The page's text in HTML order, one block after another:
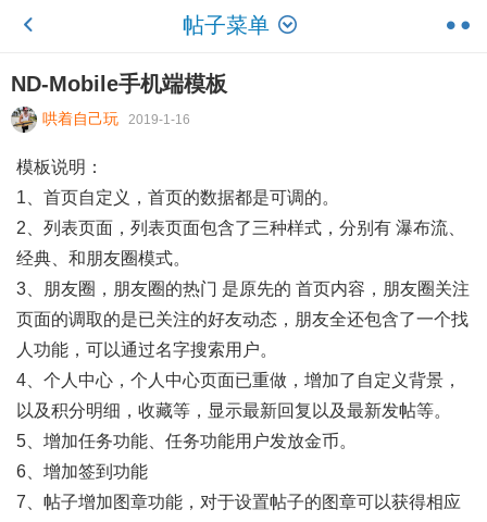
帖子菜单
ND-Mobile手机端模板
哄着自己玩 2019-1-16
模板说明：
1、首页自定义，首页的数据都是可调的。
2、列表页面，列表页面包含了三种样式，分别有 瀑布流、
经典、和朋友圈模式。
3、朋友圈，朋友圈的热门 是原先的 首页内容，朋友圈关注
页面的调取的是已关注的好友动态，朋友全还包含了一个找
人功能，可以通过名字搜索用户。
4、个人中心，个人中心页面已重做，增加了自定义背景，
以及积分明细，收藏等，显示最新回复以及最新发帖等。
5、增加任务功能、任务功能用户发放金币。
6、增加签到功能
7、帖子增加图章功能，对于设置帖子的图章可以获得相应